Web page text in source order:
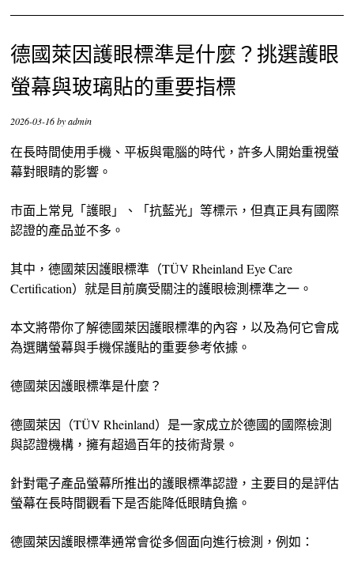
德國萊因護眼標準是什麼？挑選護眼
螢幕與玻璃貼的重要指標
2026-03-16byadmin
在長時間使用手機、平板與電腦的時代，許多人開始重視螢
幕對眼睛的影響。
市面上常見「護眼」、「抗藍光」等標示，但真正具有國際
認證的產品並不多。
其中，德國萊因護眼標準（TÜV Rheinland Eye Care
Certification）就是目前廣受關注的護眼檢測標準之一。
本文將帶你了解德國萊因護眼標準的內容，以及為何它會成
為選購螢幕與手機保護貼的重要參考依據。
德國萊因護眼標準是什麼？
德國萊因（TÜV Rheinland）是一家成立於德國的國際檢測
與認證機構，擁有超過百年的技術背景。
針對電子產品螢幕所推出的護眼標準認證，主要目的是評估
螢幕在長時間觀看下是否能降低眼睛負擔。
德國萊因護眼標準通常會從多個面向進行檢測，例如：